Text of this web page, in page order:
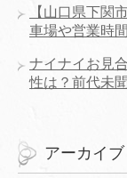
【山口県下関
車場や営業時
ナイナイお見
性は？前代未
アーカイブ